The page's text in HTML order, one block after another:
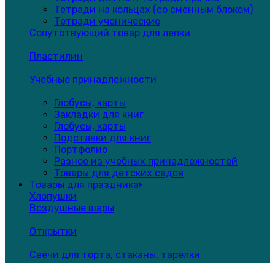
Тетради на кольцах (со сменным блоком)
Тетради ученические
Сопутствующий товар для лепки
Пластилин
Учебные принадлежности
Глобусы, карты
Закладки для книг
Глобусы, карты
Подставки для книг
Портфолио
Разное из учебных принадлежностей
Товары для детских садов
Товары для праздника
Хлопушки
Воздушные шары
Открытки
Свечи для торта, стаканы, тарелки